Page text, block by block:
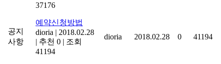
37176
공지
사항
예약신청방법
dioria | 2018.02.28
| 추천 0 | 조회
41194
dioria 2018.02.28 0 41194